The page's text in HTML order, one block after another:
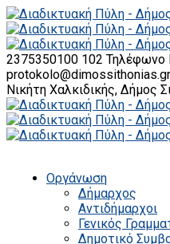
2375350100 102 Τηλέφωνο
protokolo@dimossithonias.gr
Νικήτη Χαλκιδικής, Δήμος
Οργάνωση
Δήμαρχος
Αντιδήμαρχοι
Γενικός
Δημοτικό